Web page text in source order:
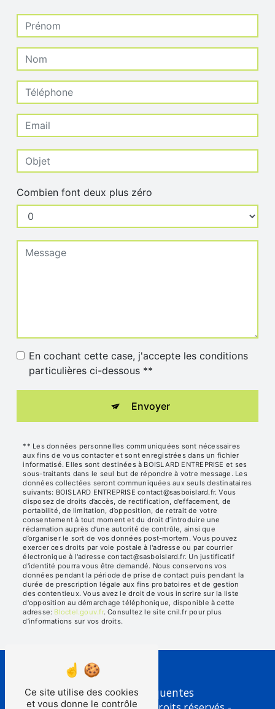
Combien font deux plus zéro
En cochant cette case, j'accepte les conditions
particulières ci-dessous **
Envoyer
** Les données personnelles communiquées sont nécessaires
aux fins de vous contacter et sont enregistrées dans un fichier
informatisé. Elles sont destinées à BOISLARD ENTREPRISE et ses
sous-traitants dans le seul but de répondre à votre message. Les
données collectées seront communiquées aux seuls destinataires
suivants: BOISLARD ENTREPRISE contact@sasboislard.fr. Vous
disposez de droits d’accès, de rectification, d’effacement, de
portabilité, de limitation, d’opposition, de retrait de votre
consentement à tout moment et du droit d’introduire une
réclamation auprès d’une autorité de contrôle, ainsi que
d’organiser le sort de vos données post-mortem. Vous pouvez
exercer ces droits par voie postale à l'adresse ou par courrier
électronique à l'adresse contact@sasboislard.fr. Un justificatif
d'identité pourra vous être demandé. Nous conservons vos
données pendant la période de prise de contact puis pendant la
durée de prescription légale aux fins probatoires et de gestion
des contentieux. Vous avez le droit de vous inscrire sur la liste
d'opposition au démarchage téléphonique, disponible à cette
adresse:
Bloctel.gouv.fr. Consultez le site cnil.fr pour plus
d’informations sur vos droits.
Recherches fréquentes
Ce site utilise des cookies
et vous donne le contrôle